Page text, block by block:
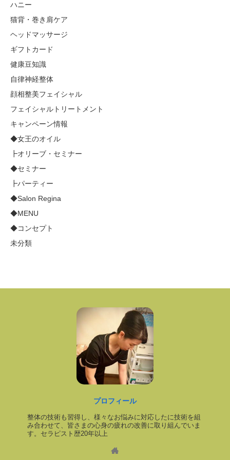
ハニー
猫背・巻き肩ケア
ヘッドマッサージ
ギフトカード
健康豆知識
自律神経整体
顔相整美フェイシャル
フェイシャルトリートメント
キャンペーン情報
◆女王のオイル
┣オリーブ・セミナー
◆セミナー
┣パーティー
◆Salon Regina
◆MENU
◆コンセプト
未分類
プロフィール
整体の技術も習得し、様々なお悩みに対応したに技術を組
み合わせて、皆さまの心身の疲れの改善に取り組んでいま
す。セラピスト歴20年以上